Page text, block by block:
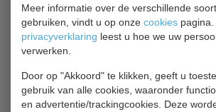
Meer informatie over de verschillende
gebruiken, vindt u op onze cookies
privacyverklaring leest u hoe we uw
verwerken.
Door op "Akkoord" te klikken, geeft u
gebruik van alle cookies, waaronder
en advertentie/trackingcookies. Deze
en geforceerde koeling.
Zeer geschikt voor uw horeca keuken
Gerelateerde